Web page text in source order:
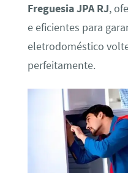
Freguesia JPA RJ,
e eficientes para
eletrodoméstico
perfeitamente.